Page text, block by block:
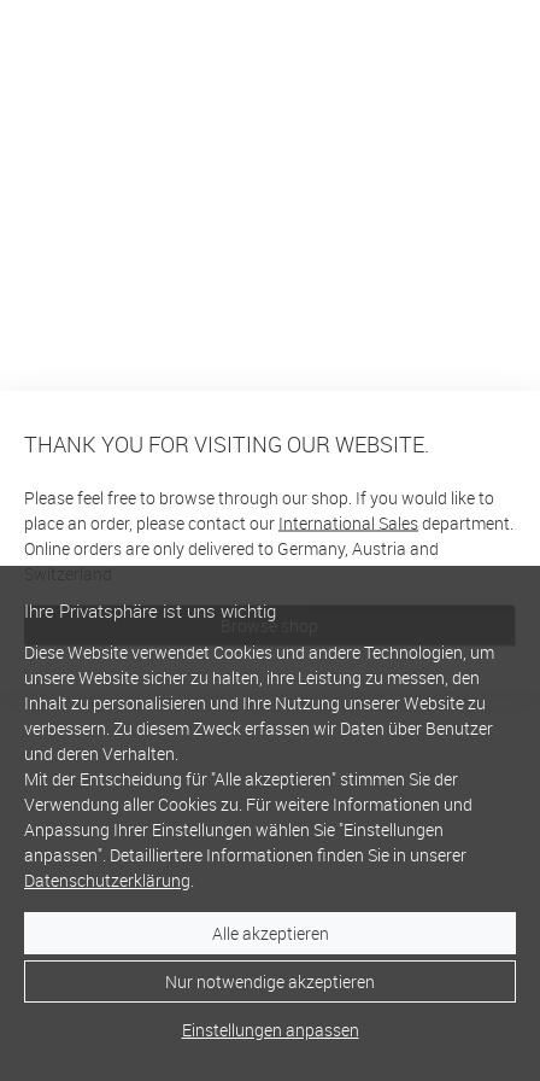
THANK YOU FOR VISITING OUR WEBSITE.
Please feel free to browse through our shop. If you would like to
place an order, please contact our International Salesdepartment.
Online orders are only delivered to Germany, Austria and
Switzerland
Browse shop
Ihre Privatsphäre ist uns wichtig
Diese Website verwendet Cookies und andere Technologien, um
unsere Website sicher zu halten, ihre Leistung zu messen, den
Inhalt zu personalisieren und Ihre Nutzung unserer Website zu
verbessern. Zu diesem Zweck erfassen wir Daten über Benutzer
und deren Verhalten.
Mit der Entscheidung für "Alle akzeptieren" stimmen Sie der
Verwendung aller Cookies zu. Für weitere Informationen und
Anpassung Ihrer Einstellungen wählen Sie "Einstellungen
anpassen". Detailliertere Informationen finden Sie in unserer
Datenschutzerklärung.
Alle akzeptieren
Nur notwendige akzeptieren
Einstellungen anpassen